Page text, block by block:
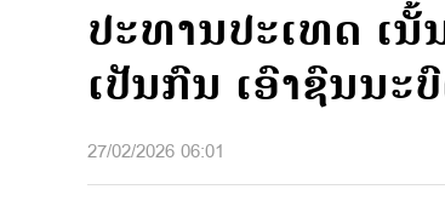
ປະທານປະເທດ ເ
ເປັນກົນ ເອົາຊົນນະ
27/02/2026 06:01